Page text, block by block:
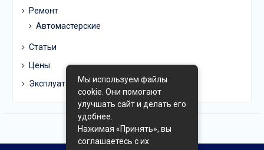
Ремонт
Автомастерские
Статьи
Цены
ЭксплуатацияМы используем файлы
cookie. Они помогают
улучшать сайт и делать его
удобнее.
Нажимая «Принять», вы
соглашаетесь с их